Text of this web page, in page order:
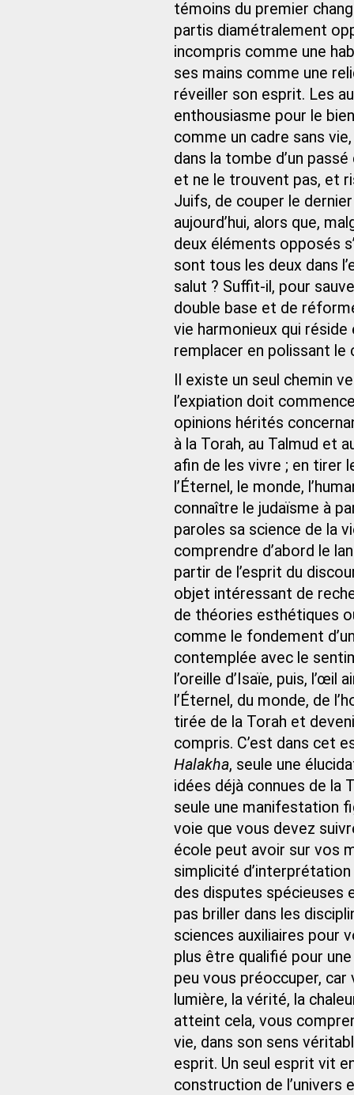
témoins du premier
partis diamétralement
incompris comme une
ses mains comme une
réveiller son esprit. Les
enthousiasme pour le
comme un cadre sans
dans la tombe d’un
et ne le trouvent pas, et
Juifs, de couper le
aujourd’hui, alors que,
deux éléments opposés
sont tous les deux dans
salut ? Suffit-il, pour
double base et de
vie harmonieux qui
remplacer en polissant le
Il existe un seul chemin
l’expiation doit
opinions hérités
à la Torah, au Talmud et
afin de les vivre ; en tirer
l’Éternel, le monde,
connaître le judaïsme à
paroles sa science de la
comprendre d’abord le
partir de l’esprit du
objet intéressant de
de théories esthétiques
comme le fondement
contemplée avec le
l’oreille d’Isaïe, puis,
l’Éternel, du monde, de
tirée de la Torah et
compris. C’est dans cet
Halakha, seule une
idées déjà connues de la
seule une manifestation
voie que vous devez
école peut avoir sur vos
simplicité
des disputes spécieuses
pas briller dans les
sciences auxiliaires pour
plus être qualifié pour
peu vous préoccuper, car
lumière, la vérité, la
atteint cela, vous
vie, dans son sens
esprit. Un seul esprit vit
construction de l’univers